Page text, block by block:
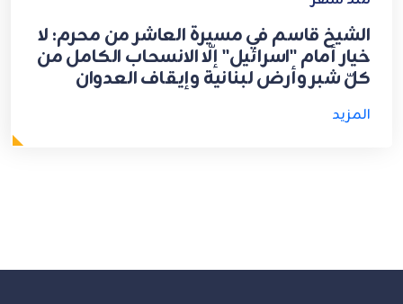
الشيخ قاسم في مسيرة العاشر من محرم: لا
خيار أمام "اسرائيل" إلّا الانسحاب الكامل من
كلّ شبر وأرض لبنانية وإيقاف العدوان
المزيد